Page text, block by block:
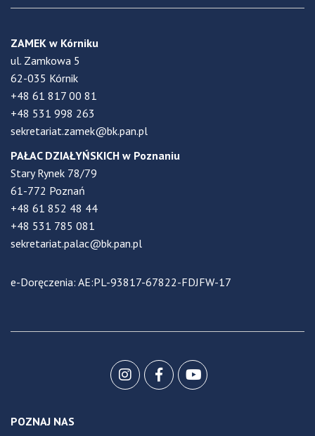
ZAMEK w Kórniku
ul. Zamkowa 5
62-035 Kórnik
+48 61 817 00 81
+48 531 998 263
sekretariat.zamek@bk.pan.pl
PAŁAC DZIAŁYŃSKICH w Poznaniu
Stary Rynek 78/79
61-772 Poznań
+48 61 852 48 44
+48 531 785 081
sekretariat.palac@bk.pan.pl
e-Doręczenia: AE:PL-93817-67822-FDJFW-17
POZNAJ NAS